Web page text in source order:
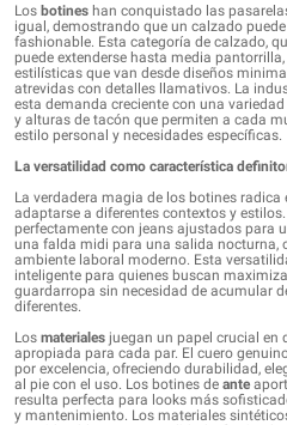
Los botines han conquistado las
igual, demostrando que un calzado
fashionable. Esta categoría de calzado,
puede extenderse hasta media
estilísticas que van desde diseños
atrevidas con detalles llamativos. La
esta demanda creciente con una
y alturas de tacón que permiten a cada
estilo personal y necesidades específicas.
La versatilidad como característica
La verdadera magia de los botines radica
adaptarse a diferentes contextos y
perfectamente con jeans ajustados para
una falda midi para una salida nocturna,
ambiente laboral moderno. Esta
inteligente para quienes buscan
guardarropa sin necesidad de acumular
diferentes.
Los materiales juegan un papel crucial en
apropiada para cada par. El cuero
por excelencia, ofreciendo durabilidad,
al pie con el uso. Los botines de ante
resulta perfecta para looks más
y mantenimiento. Los materiales